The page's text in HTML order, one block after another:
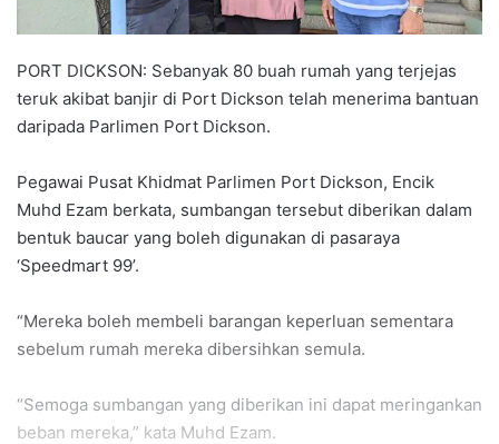
PORT DICKSON: Sebanyak 80 buah rumah yang terjejas
teruk akibat banjir di Port Dickson telah menerima bantuan
daripada Parlimen Port Dickson.
Pegawai Pusat Khidmat Parlimen Port Dickson, Encik
Muhd Ezam berkata, sumbangan tersebut diberikan dalam
bentuk baucar yang boleh digunakan di pasaraya
‘Speedmart 99’.
“Mereka boleh membeli barangan keperluan sementara
sebelum rumah mereka dibersihkan semula.
“Semoga sumbangan yang diberikan ini dapat meringankan
beban mereka,” kata Muhd Ezam.